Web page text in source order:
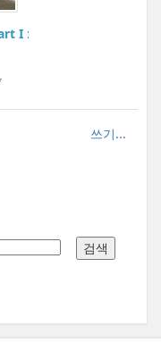
AKI
I : 파초(芭蕉) Plantain_
쓰기...